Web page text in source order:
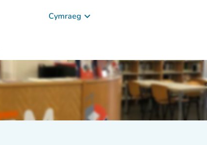
Cymraeg keyboard_arrow_down